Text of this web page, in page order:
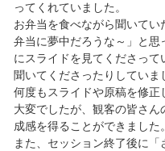
ってくれていました。
お弁当を食べながら聞いて
弁当に夢中だろうな～」と思
にスライドを見てくださっ
聞いてくださったりしていま
何度もスライドや原稿を修
大変でしたが、観客の皆さ
成感を得ることができました。
また、セッション終了後に